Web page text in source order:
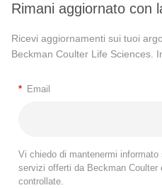
Rimani aggiornato con
Ricevi aggiornamenti sui tuoi
Beckman Coulter Life Sciences.
* Email
Vi chiedo di mantenermi
servizi offerti da Beckman Coulter
controllate.